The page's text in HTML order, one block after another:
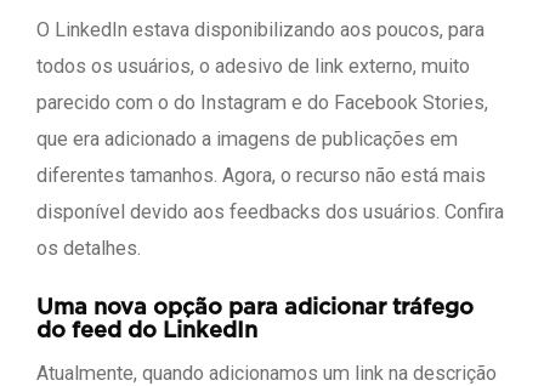
O LinkedIn estava disponibilizando aos poucos, para
todos os usuários, o adesivo de link externo, muito
parecido com o do Instagram e do Facebook Stories,
que era adicionado a imagens de publicações em
diferentes tamanhos. Agora, o recurso não está mais
disponível devido aos feedbacks dos usuários. Confira
os detalhes.
Uma nova opção para adicionar tráfego
do feed do LinkedIn
Atualmente, quando adicionamos um link na descrição